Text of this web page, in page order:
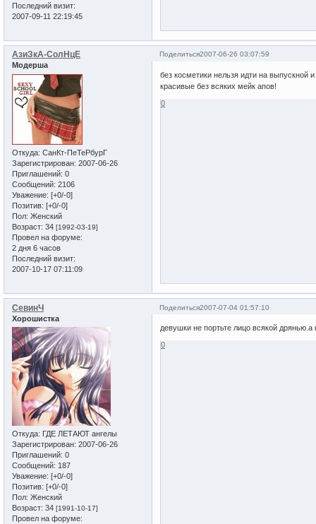
Последний визит:
2007-09-11 22:19:45
Поделиться2007-06-26 03:07:59
АзиЗкА-СолНцЕ
Модерша
Откуда: СанКт-ПеТеРбурГ
Зарегистрирован: 2007-06-26
Приглашений: 0
Сообщений: 2106
Уважение: [+0/-0]
Позитив: [+0/-0]
Пол: Женский
Возраст: 34 [1992-03-19]
Провел на форуме:
2 дня 6 часов
Последний визит:
2007-10-17 07:11:09
без косметики нельзя идти на выпускной
красивые без всяких мейк апов!
0
Поделиться2007-07-04 01:57:10
СевинЧ
Хорошистка
Откуда: ГДЕ ЛЕТАЮТ ангелы
Зарегистрирован: 2007-06-26
Приглашений: 0
Сообщений: 187
Уважение: [+0/-0]
Позитив: [+0/-0]
Пол: Женский
Возраст: 34 [1991-10-17]
Провел на форуме:
девушки не портьте лицо всякой
0